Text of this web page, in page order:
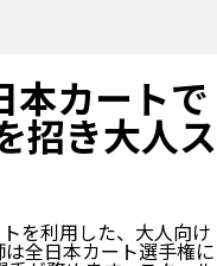
本カートで
招き大人ス
を利用した、大人向け
全日本カート選手権に